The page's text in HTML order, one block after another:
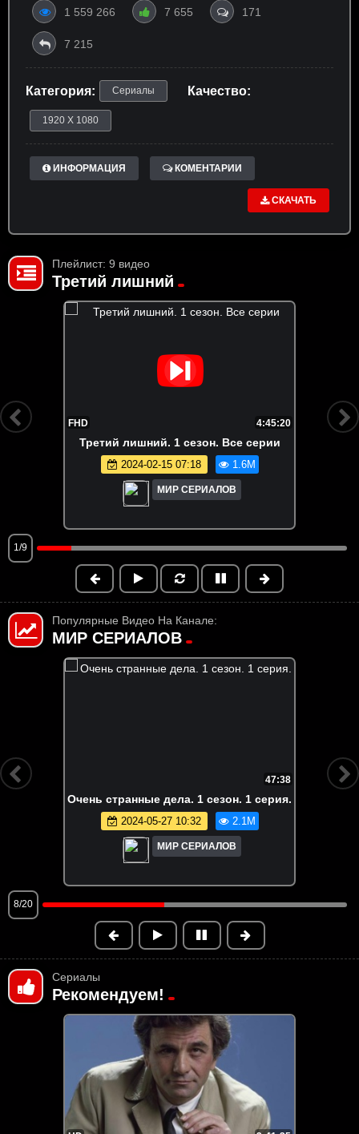
1 559 266 7 655 171
7 215
Категория: Сериалы Качество:
1920 X 1080
ИНФОРМАЦИЯ КОМЕНТАРИИ
СКАЧАТЬ
Плейлист: 9 видео
Третий лишний
FHD 4:45:20
Третий лишний. 1 сезон. Все серии
2024-02-15 07:18 1.6M
МИР СЕРИАЛОВ
1/9
Популярные Видео На Канале:
МИР СЕРИАЛОВ
странные дела. 1 сезон. 1 серия.
2024-05-27 10:32 2.1M
МИР СЕРИАЛОВ
FHD
9/20
Сериалы
Рекомендуем!